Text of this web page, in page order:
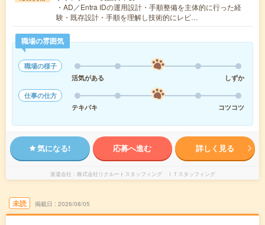
・AD／Entra IDの運用設計・手順整備を主体的に行った経
験・既存設計・手順を理解し技術的にレビ…
職場の雰囲気
職場の様子
活気がある
しずか
仕事の仕方
テキパキ
コツコツ
気になる! 応募へ進む 詳しく見る
派遣会社 株式会社リクルートスタッフィング ＩＴスタッフィング
未読 掲載日 2026/08/05